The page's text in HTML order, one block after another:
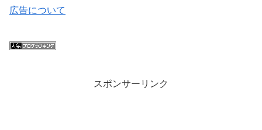
広告について
スポンサーリンク